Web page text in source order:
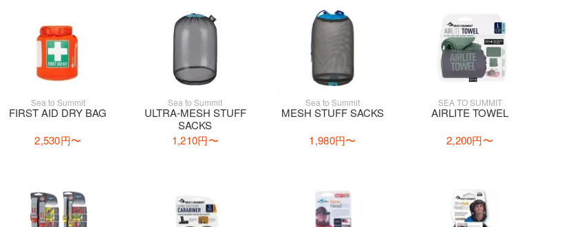
Sea to Summit
FIRST AID DRY BAG
2,530円〜
Sea to Summit
ULTRA-MESH STUFF
SACKS
1,210円〜
Sea to Summit
MESH STUFF SACKS
1,980円〜
SEA TO SUMMIT
AIRLITE TOWEL
2,200円〜